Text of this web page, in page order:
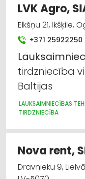
LVK Agro,
Elkšņu 21, Ikšķile,
+371 25922250
tirdzniecība
Baltijas
LAUKSAIMNIECĪBAS
TIRDZNIECĪBA
Nova rent,
Dravnieku 9,